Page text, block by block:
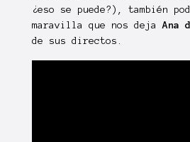
¿eso se puede?), también
maravilla que nos deja Ana
de sus directos.